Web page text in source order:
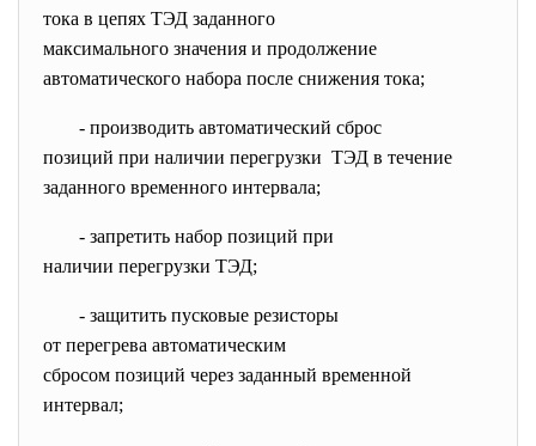
тока в цепях ТЭД заданного
максимального значения и продолжение
автоматического набора после снижения тока;
- производить автоматический сброс
позиций при наличии перегрузки ТЭД в течение
заданного временного интервала;
- запретить набор позиций при
наличии перегрузки ТЭД;
- защитить пусковые резисторы
от перегрева автоматическим
сбросом позиций через заданный временной
интервал;